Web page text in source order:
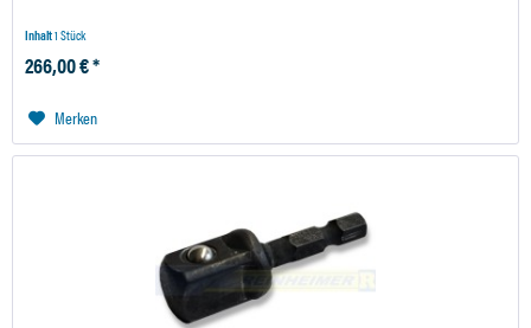
Inhalt1 Stück
266,00 € *
Merken